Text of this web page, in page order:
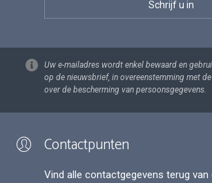
Uw e-mailadres wordt enkel bewaard en
op de nieuwsbrief, in overeenstemming met
over de bescherming van persoonsgegevens.
Contactpunten
Vind alle contactgegevens terug